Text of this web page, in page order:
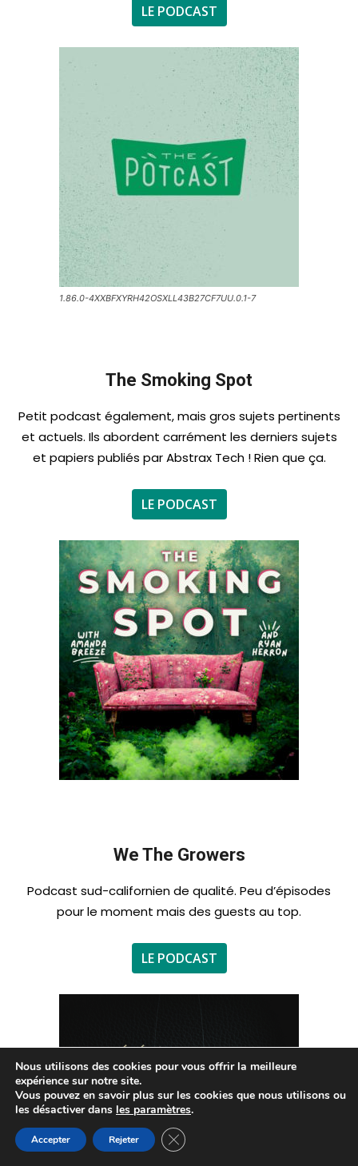
LE PODCAST
1.86.0-4XXBFXYRH42OSXLL43B27CF7UU.0.1-7
The Smoking Spot
Petit podcast également, mais gros sujets pertinents
et actuels. Ils abordent carrément les derniers sujets
et papiers publiés par Abstrax Tech ! Rien que ça.
LE PODCAST
We The Growers
Podcast sud-californien de qualité. Peu d’épisodes
pour le moment mais des guests au top.
LE PODCAST
Nous utilisons des cookies pour vous offrir la meilleure
expérience sur notre site.
Vous pouvez en savoir plus sur les cookies que nous utilisons ou
les désactiver dans les paramètres.
Accepter Rejeter Fermer la bannière des cookies